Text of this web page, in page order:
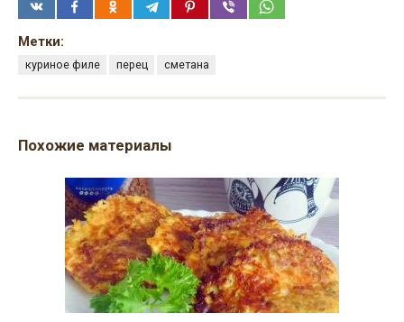
Метки:
куриное филе перец сметана
Похожие материалы